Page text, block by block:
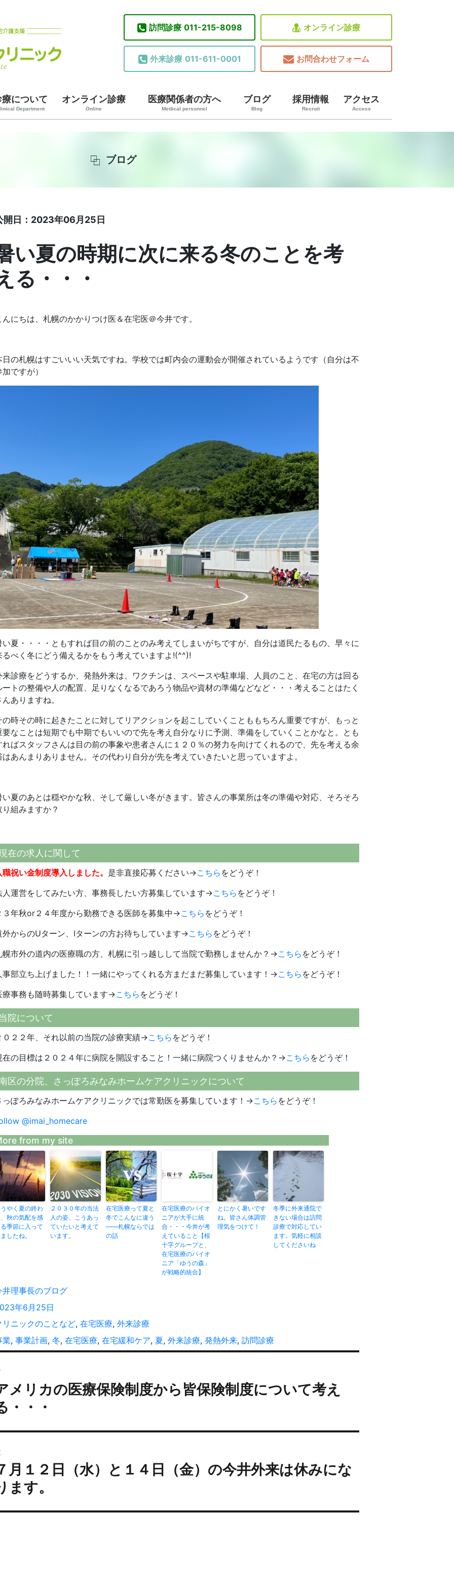
訪問診療 011-215-8098
外来診療 011-611-0001
オンライン診療
お問合わせフォーム
療について
Department
オンライン診療
Online
医療関係者の方へ
Medical personnel
ブログ
Blog
採用情報
Recruit
アクセス
Access
ブログ
開日：2023年06月25日
い夏の時期に次に来る冬のことを考
る・・・
んにちは、札幌のかかりつけ医＆在宅医＠今井です。
日の札幌はすごいいい天気ですね。学校では町内会の運動会が開催されているようです（自分は不
ですが）
い夏・・・・ともすれば目の前のことのみ考えてしまいがちですが、自分は道民たるもの、早々に
るべく冬にどう備えるかをもう考えていますよ!(^^)!
来診療をどうするか、発熱外来は、ワクチンは、スペースや駐車場、人員のこと、在宅の方は回る
ートの整備や人の配置、足りなくなるであろう物品や資材の準備などなど・・・考えることはたく
んありますね。
の時その時に起きたことに対してリアクションを起こしていくことももちろん重要ですが、もっと
要なことは短期でも中期でもいいので先を考え自分なりに予測、準備をしていくことかなと。とも
ればスタッフさんは目の前の事象や患者さんに１２０％の努力を向けてくれるので、先を考える余
はあんまりありません。その代わり自分が先を考えていきたいと思っていますよ。
い夏のあとは穏やかな秋、そして厳しい冬がきます。皆さんの事業所は冬の準備や対応、そろそろ
り組みますか？
在の求人に関して
職祝い金制度導入しました。 是非直接応募ください→こちら をどうぞ！
人運営をしてみたい方、事務長したい方募集しています→こちら をどうぞ！
３年秋or２４年度から勤務できる医師を募集中→こちら をどうぞ！
外からのUターン、Iターンの方お待ちしています→こちら をどうぞ！
幌市外の道内の医療職の方、札幌に引っ越しして当院で勤務しませんか？→こちら をどうぞ！
事部立ち上げました！！一緒にやってくれる方まだまだ募集しています！→こちら をどうぞ！
療事務も随時募集しています→こちら をどうぞ！
院について
０２２年、それ以前の当院の診療実績→こちら をどうぞ！
在の目標は２０２４年に病院を開設すること！一緒に病院つくりませんか？→こちら をどうぞ！
区の分院、さっぽろみなみホームケアクリニックについて
っぽろみなみホームケアクリニックでは常勤医を募集しています！→こちら をどうぞ！
@imai_homecare
from my site
やく夏の終わ
秋の気配を感
季節に入って
したね。
２０３０年の当法
人の姿、こうあっ
ていたいと考えて
います。
在宅医療って夏と
冬でこんなに違う
——札幌ならでは
の話
在宅医療のパイオ
ニアが大手に統
合・・・今井が考
えていること【桜
十字グループと、
在宅医療のパイオ
ニア「ゆうの森」
が戦略的統合】
とにかく暑いです
ね。皆さん体調管
理気をつけて！
冬季に外来通院で
きない場合は訪問
診療で対応してい
ます。気軽に相談
してくださいね
井理事長のブログ
年6月25日
リニックのことなど, 在宅医療, 外来診療
業, 事業計画, 冬, 在宅医療, 在宅緩和ケア, 夏, 外来診療, 発熱外来, 訪問診療
:
メリカの医療保険制度から皆保険制度について考え
・・・
月１２日（水）と１４日（金）の今井外来は休みにな
ます。